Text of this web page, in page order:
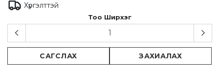
Хүргэлттэй
Тоо Ширхэг
САГСЛАХ ЗАХИАЛАХ